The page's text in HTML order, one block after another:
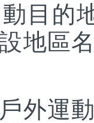
目的
地區
運動